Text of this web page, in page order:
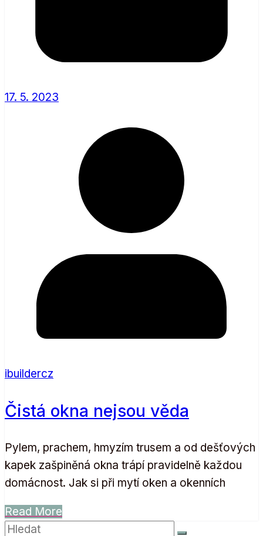
17. 5. 2023
ibuildercz
Čistá okna nejsou věda
Pylem, prachem, hmyzím trusem a od dešťových
kapek zašpiněná okna trápí pravidelně každou
domácnost. Jak si při mytí oken a okenních
Read More